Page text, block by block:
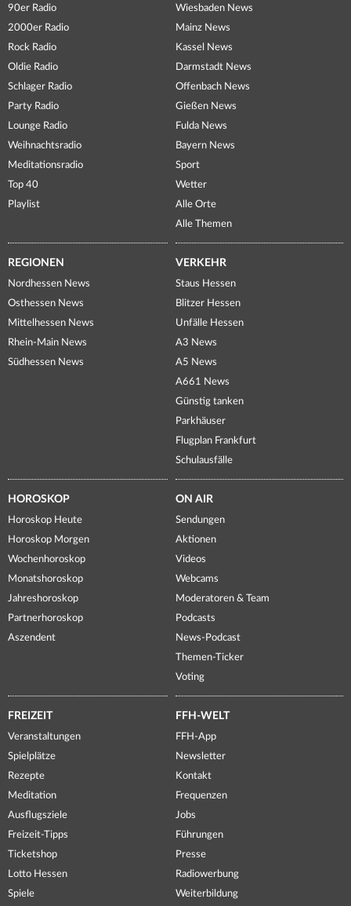
90er Radio
2000er Radio
Rock Radio
Oldie Radio
Schlager Radio
Party Radio
Lounge Radio
Weihnachtsradio
Meditationsradio
Top 40
Playlist
Wiesbaden News
Mainz News
Kassel News
Darmstadt News
Offenbach News
Gießen News
Fulda News
Bayern News
Sport
Wetter
Alle Orte
Alle Themen
REGIONEN
Nordhessen News
Osthessen News
Mittelhessen News
Rhein-Main News
Südhessen News
VERKEHR
Staus Hessen
Blitzer Hessen
Unfälle Hessen
A3 News
A5 News
A661 News
Günstig tanken
Parkhäuser
Flugplan Frankfurt
Schulausfälle
HOROSKOP
Horoskop Heute
Horoskop Morgen
Wochenhoroskop
Monatshoroskop
Jahreshoroskop
Partnerhoroskop
Aszendent
ON AIR
Sendungen
Aktionen
Videos
Webcams
Moderatoren & Team
Podcasts
News-Podcast
Themen-Ticker
Voting
FREIZEIT
Veranstaltungen
Spielplätze
Rezepte
Meditation
Ausflugsziele
Freizeit-Tipps
Ticketshop
Lotto Hessen
Spiele
FFH-WELT
FFH-App
Newsletter
Kontakt
Frequenzen
Jobs
Führungen
Presse
Radiowerbung
Weiterbildung